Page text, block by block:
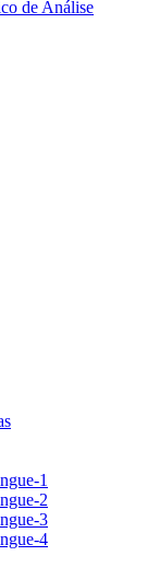
de Análise
1
2
3
4